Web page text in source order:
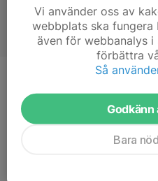
Ålder
43 år
Vi använder oss av
webbplats ska fungera
även för webbanalys
förbättra
Så
Godkänn
Bara